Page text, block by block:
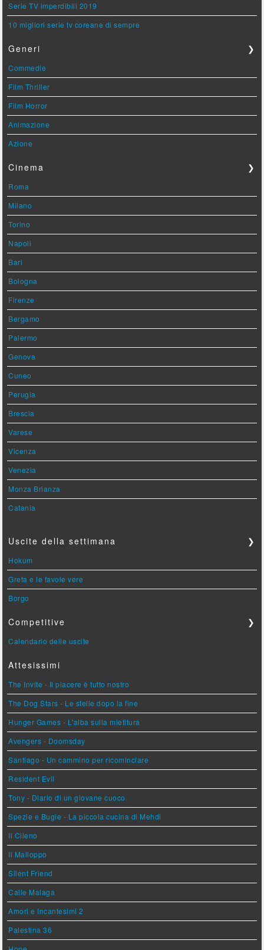
Serie TV imperdibili 2019
10 migliori serie tv coreane di sempre
Generi ❯
Commedie
Film Thriller
Film Horror
Animazione
Azione
Cinema ❯
Roma
Milano
Torino
Napoli
Bari
Bologna
Firenze
Bergamo
Palermo
Genova
Cuneo
Perugia
Brescia
Varese
Vicenza
Venezia
Monza Brianza
Catania
Uscite della settimana ❯
Hokum
Greta e le favole vere
Borgo
Competitive ❯
Calendario delle uscite
Attesissimi
The Invite - Il piacere è tutto nostro
The Dog Stars - Le stelle dopo la fine
Hunger Games - L'alba sulla mietitura
Avengers - Doomsday
Santiago - Un cammino per ricominciare
Resident Evil
Tony - Diario di un giovane cuoco
Spezie e Bugie - La piccola cucina di Mehdi
Il Cileno
Il Malloppo
Silent Friend
Calle Malaga
Amori e Incantesimi 2
Palestina 36